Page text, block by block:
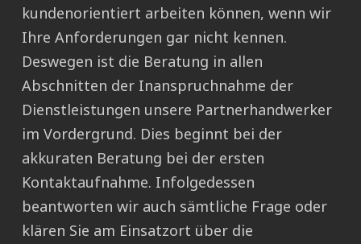
kundenorientiert arbeiten können, wenn wir
Ihre Anforderungen gar nicht kennen.
Deswegen ist die Beratung in allen
Abschnitten der Inanspruchnahme der
Dienstleistungen unsere Partnerhandwerker
im Vordergrund. Dies beginnt bei der
akkuraten Beratung bei der ersten
Kontaktaufnahme. Infolgedessen
beantworten wir auch sämtliche Frage oder
klären Sie am Einsatzort über die